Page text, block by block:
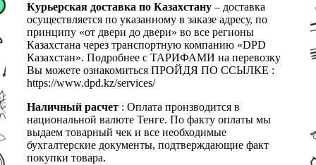
Курьерская доставка по Казахстану – доставка
осуществляется по указанному в заказе адресу, по
принципу «от двери до двери» во все регионы
Казахстана через транспортную компанию «DPD
Казахстан». Подробнее с ТАРИФАМИ на перевозку
Вы можете ознакомиться ПРОЙДЯ ПО ССЫЛКЕ :
https://www.dpd.kz/services/
Наличный расчет : Оплата производится в
национальной валюте Тенге. По факту оплаты мы
выдаем товарный чек и все необходимые
бухгалтерские документы, подтверждающие факт
покупки товара.